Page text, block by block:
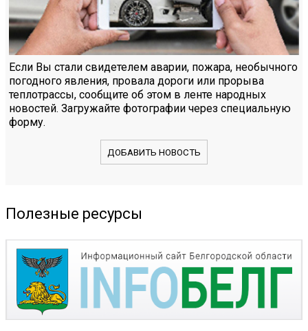
Если Вы стали свидетелем аварии, пожара, необычного
погодного явления, провала дороги или прорыва
теплотрассы, сообщите об этом в ленте народных
новостей. Загружайте фотографии через специальную
форму.
ДОБАВИТЬ НОВОСТЬ
Полезные ресурсы